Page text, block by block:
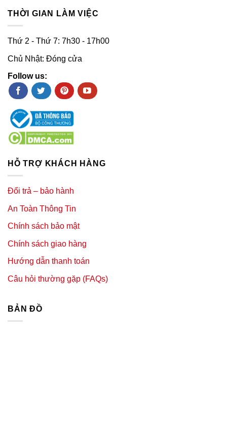
THỜI GIAN LÀM VIỆC
Thứ 2 - Thứ 7: 7h30 - 17h00
Chủ Nhật: Đóng cửa
Follow us:
HỖ TRỢ KHÁCH HÀNG
Đổi trả – bảo hành
An Toàn Thông Tin
Chính sách bảo mật
Chính sách giao hàng
Hướng dẫn thanh toán
Câu hỏi thường gặp (FAQs)
BẢN ĐỒ